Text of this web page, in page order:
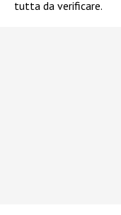
tutta da verificare.